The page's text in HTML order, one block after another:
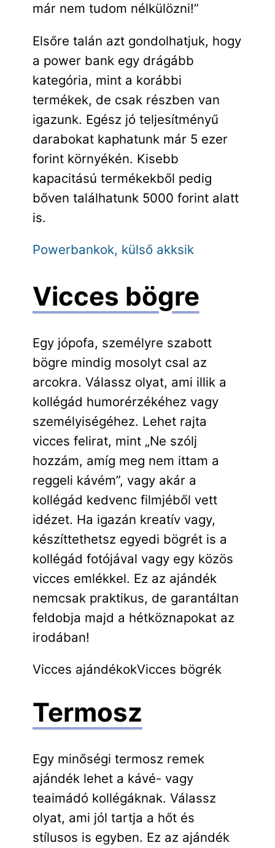
már nem tudom nélkülözni!”
Elsőre talán azt gondolhatjuk, hogy
a power bank egy drágább
kategória, mint a korábbi
termékek, de csak részben van
igazunk. Egész jó teljesítményű
darabokat kaphatunk már 5 ezer
forint környékén. Kisebb
kapacitású termékekből pedig
bőven találhatunk 5000 forint alatt
is.
Powerbankok, külső akksik
Vicces bögre
Egy jópofa, személyre szabott
bögre mindig mosolyt csal az
arcokra. Válassz olyat, ami illik a
kollégád humorérzékéhez vagy
személyiségéhez. Lehet rajta
vicces felirat, mint „Ne szólj
hozzám, amíg meg nem ittam a
reggeli kávém”, vagy akár a
kollégád kedvenc filmjéből vett
idézet. Ha igazán kreatív vagy,
készíttethetsz egyedi bögrét is a
kollégád fotójával vagy egy közös
vicces emlékkel. Ez az ajándék
nemcsak praktikus, de garantáltan
feldobja majd a hétköznapokat az
irodában!
Vicces ajándékokVicces bögrék
Termosz
Egy minőségi termosz remek
ajándék lehet a kávé- vagy
teaimádó kollégáknak. Válassz
olyat, ami jól tartja a hőt és
stílusos is egyben. Ez az ajándék